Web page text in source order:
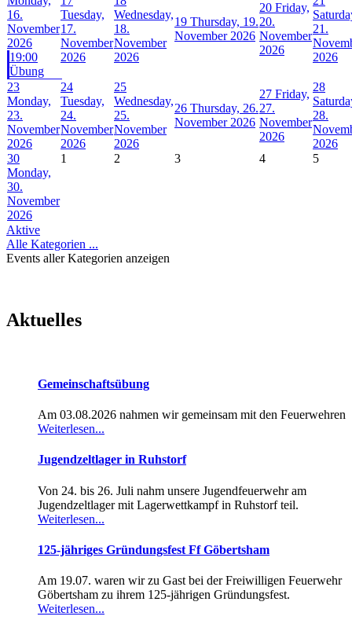
16.
November
2026
19:00
Übung
Tuesday,
17.
November
2026
Wednesday,
18.
November
2026
19 Thursday, 19.
November 2026
20 Friday,
20.
November
2026
21.
2026
23
Monday,
23.
November
2026
24
Tuesday,
24.
November
2026
25
Wednesday,
25.
November
2026
26 Thursday, 26.
November 2026
27 Friday,
27.
November
2026
28
28.
2026
30
Monday,
30.
November
2026
1 2 3 4 5
Aktive
Alle Kategorien ...
Events aller Kategorien anzeigen
Aktuelles
Gemeinschaftsübung
Am 03.08.2026 nahmen wir gemeinsam mit den Feuerwehren
Weiterlesen...
Jugendzeltlager in Ruhstorf
Von 24. bis 26. Juli nahm unsere Jugendfeuerwehr am
Jugendzeltlager mit Lagerwettkampf in Ruhstorf teil.
Weiterlesen...
125-jähriges Gründungsfest Ff Göbertsham
Am 19.07. waren wir zu Gast bei der Freiwilligen Feuerwehr
Göbertsham zu ihrem 125-jährigen Gründungsfest.
Weiterlesen...